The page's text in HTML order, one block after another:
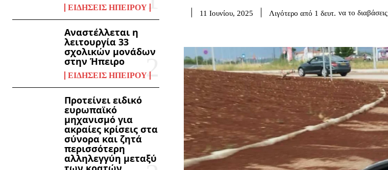
ΕΙΔΉΣΕΙΣ ΗΠΕΊΡΟΥ
Αναστέλλεται η
λειτουργία 33
σχολικών μονάδων
στην Ήπειρο
ΕΙΔΉΣΕΙΣ ΗΠΕΊΡΟΥ
Προτείνει ειδικό
ευρωπαϊκό
μηχανισμό για
ακραίες κρίσεις στα
σύνορα και ζητά
περισσότερη
αλληλεγγύη μεταξύ
11 Ιουνίου, 2025 Λιγότερο από 1 δευτ. να το διαβάσεις